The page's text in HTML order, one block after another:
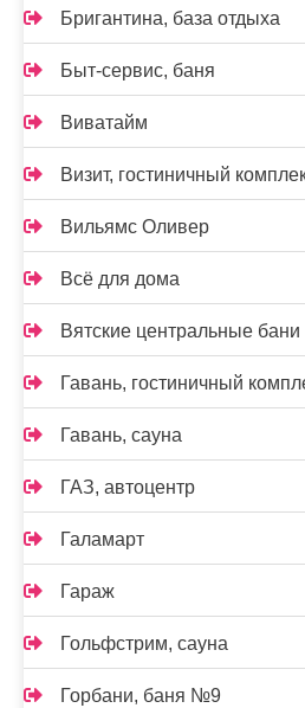
Бригантина, база отдыха
Быт-сервис, баня
Виватайм
Визит, гостиничный
Вильямс Оливер
Всё для дома
Вятские центральные бани
Гавань, гостиничный
Гавань, сауна
ГАЗ, автоцентр
Галамарт
Гараж
Гольфстрим, сауна
Горбани, баня №9